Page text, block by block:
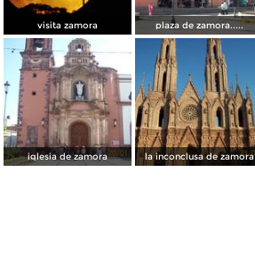
visita zamora plaza de zamora.....
iglesia de zamora la inconclusa de zamora